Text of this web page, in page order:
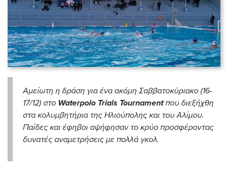
Αμείωτη η δράση για ένα ακόμη Σαββατοκύριακο (16-
17/12) στο Waterpolo Trials Tournament που διεξήχθη
στα κολυμβητήρια της Ηλιούπολης και του Αλίμου.
Παίδες και έφηβοι αψήφησαν το κρύο προσφέροντας
δυνατές αναμετρήσεις με πολλά γκολ.